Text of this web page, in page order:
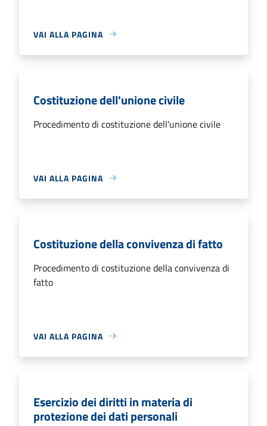
VAI ALLA PAGINA
Costituzione dell'unione civile
Procedimento di costituzione dell'unione civile
VAI ALLA PAGINA
Costituzione della convivenza di fatto
Procedimento di costituzione della convivenza di
fatto
VAI ALLA PAGINA
Esercizio dei diritti in materia di
protezione dei dati personali